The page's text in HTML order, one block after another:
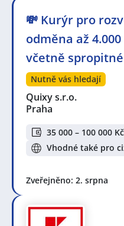
💸 Kurýr pro
odměna až
včetně
Nutně vás hledají
Quixy s.r.o.
Praha
35 000 – 100 000 Kč
Vhodné také pro
Zveřejněno: 2. srpna